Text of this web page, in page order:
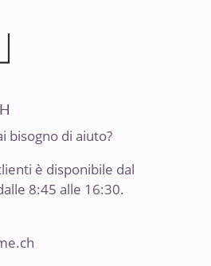
bisogno di aiuto?
è disponibile dal
8:45 alle 16:30.